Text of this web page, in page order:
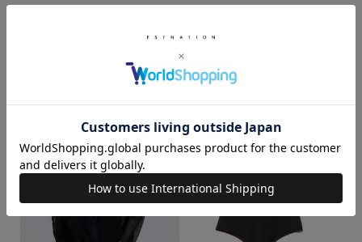
COORDINATE ITEMS